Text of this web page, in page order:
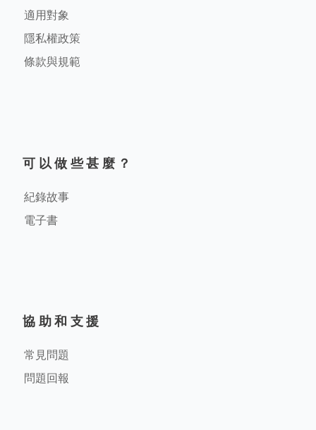
適用對象
隱私權政策
條款與規範
可以做些甚麼？
紀錄故事
電子書
協助和支援
常見問題
問題回報